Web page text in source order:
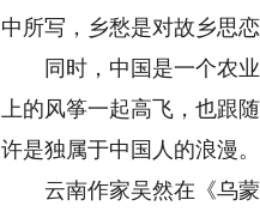
中所写，乡愁是对故乡思
同时，中国是一个农业
上的风筝一起高飞，也跟
许是独属于中国人的浪漫。
云南作家吴然在《乌蒙